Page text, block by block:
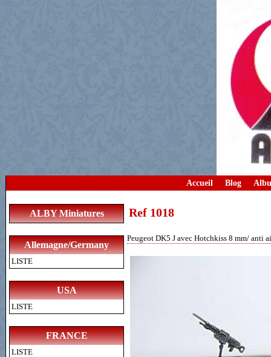
Accueil Blog
ALBY Miniatures
Allemagne/Germany
LISTE
USA
LISTE
FRANCE
LISTE
Ref 1018
Peugeot DK5 J avec Hotchkiss 8 mm/ anti